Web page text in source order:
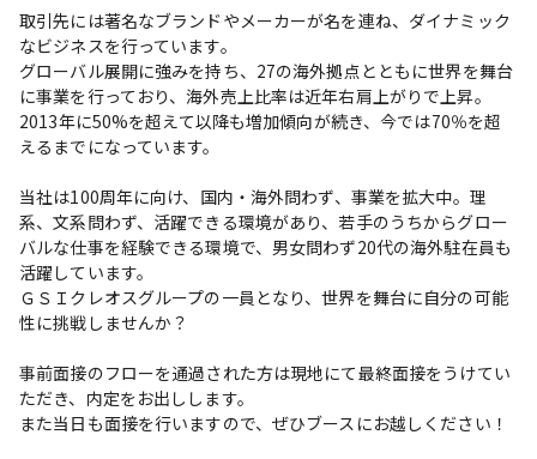
取引先には著名なブランドやメーカーが名を連ね、ダイナミック
なビジネスを行っています。
グローバル展開に強みを持ち、27の海外拠点とともに世界を舞台
に事業を行っており、海外売上比率は近年右肩上がりで上昇。
2013年に50%を超えて以降も増加傾向が続き、今では70％を超
えるまでになっています。
当社は100周年に向け、国内・海外問わず、事業を拡大中。理
系、文系問わず、活躍できる環境があり、若手のうちからグロー
バルな仕事を経験できる環境で、男女問わず20代の海外駐在員も
活躍しています。
ＧＳＩクレオスグループの一員となり、世界を舞台に自分の可能
性に挑戦しませんか？
事前面接のフローを通過された方は現地にて最終面接をうけてい
ただき、内定をお出しします。
また当日も面接を行いますので、ぜひブースにお越しください！